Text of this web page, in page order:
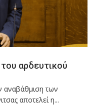
αρδευτικού
αναβάθμιση των
αποτελεί η...